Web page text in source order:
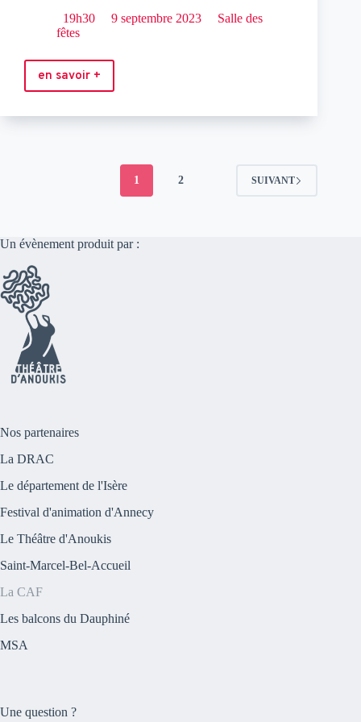
19h30
9 septembre 2023
Salle des
fêtes
en savoir +
Line
1 2 SUIVANT
Un évènement produit par :
Nos partenaires
La DRAC
Le département de l'Isère
Festival d'animation d'Annecy
Le Théâtre d'Anoukis
Saint-Marcel-Bel-Accueil
La CAF
Les balcons du Dauphiné
MSA
Une question ?